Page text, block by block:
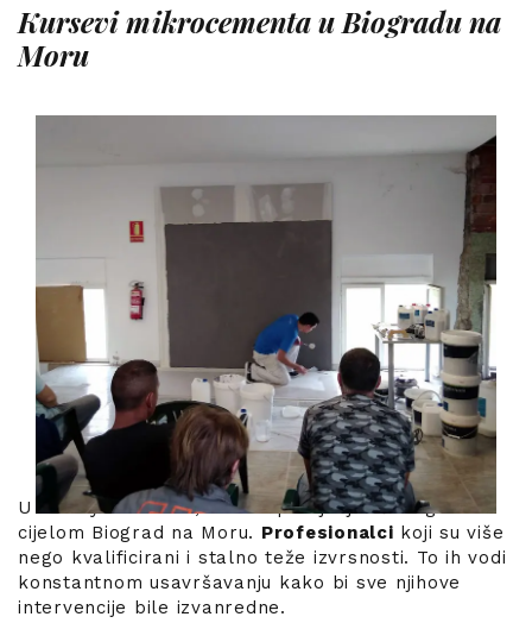
Kursevi mikrocementa u Biogradu na
Moru
U Luxury Concrete, imamo primjenjivače u gotovo
cijelom Biograd na Moru. Profesionalci koji su više
nego kvalificirani i stalno teže izvrsnosti. To ih vodi
konstantnom usavršavanju kako bi sve njihove
intervencije bile izvanredne.